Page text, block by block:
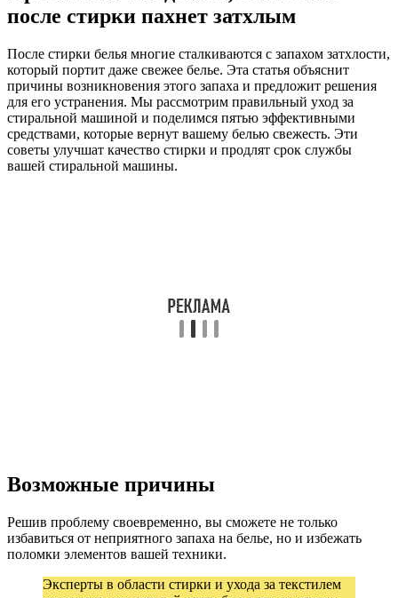
после стирки пахнет затхлым
После стирки белья многие сталкиваются с запахом затхлости,
который портит даже свежее белье. Эта статья объяснит
причины возникновения этого запаха и предложит решения
для его устранения. Мы рассмотрим правильный уход за
стиральной машиной и поделимся пятью эффективными
средствами, которые вернут вашему белью свежесть. Эти
советы улучшат качество стирки и продлят срок службы
вашей стиральной машины.
Возможные причины
Решив проблему своевременно, вы сможете не только
избавиться от неприятного запаха на белье, но и избежать
поломки элементов вашей техники.
Эксперты в области стирки и ухода за текстилем